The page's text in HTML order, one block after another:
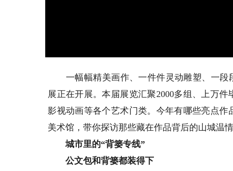
一幅幅精美画作、一件件灵动雕塑、一段
展正在开展。本届展览汇聚2000多组、上万
影视动画等各个艺术门类。今年有哪些亮点
美术馆，带你探访那些藏在作品背后的山城温情
城市里的“背篓专线”
公文包和背篓都装得下